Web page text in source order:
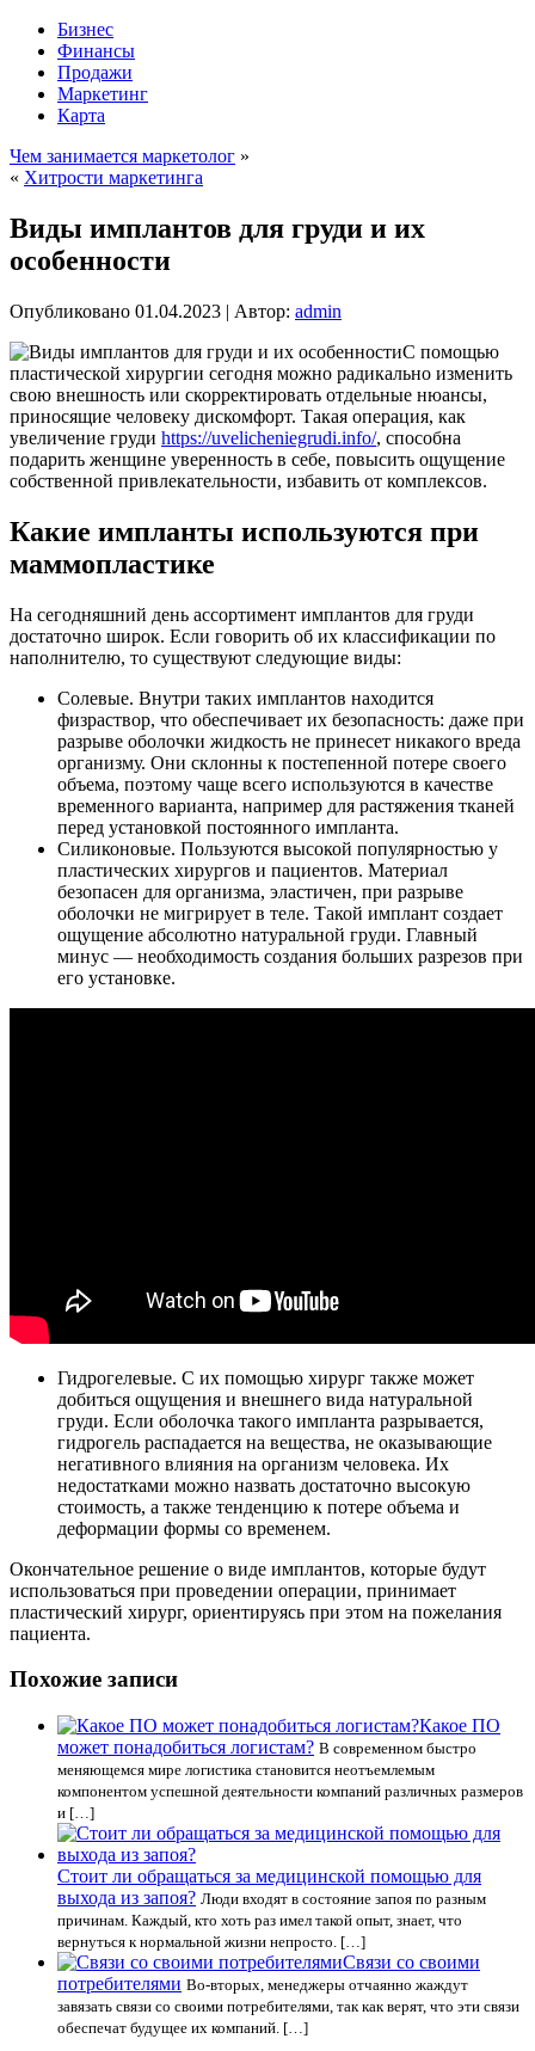
Бизнес
Финансы
Продажи
Маркетинг
Карта
Чем занимается маркетолог »
« Хитрости маркетинга
Виды имплантов для груди и их
особенности
Опубликовано 01.04.2023 | Автор: admin
С помощью
пластической хирургии сегодня можно радикально изменить
свою внешность или скорректировать отдельные нюансы,
приносящие человеку дискомфорт. Такая операция, как
увеличение груди https://uvelicheniegrudi.info/, способна
подарить женщине уверенность в себе, повысить ощущение
собственной привлекательности, избавить от комплексов.
Какие импланты используются при
маммопластике
На сегодняшний день ассортимент имплантов для груди
достаточно широк. Если говорить об их классификации по
наполнителю, то существуют следующие виды:
Солевые. Внутри таких имплантов находится
физраствор, что обеспечивает их безопасность: даже при
разрыве оболочки жидкость не принесет никакого вреда
организму. Они склонны к постепенной потере своего
объема, поэтому чаще всего используются в качестве
временного варианта, например для растяжения тканей
перед установкой постоянного импланта.
Силиконовые. Пользуются высокой популярностью у
пластических хирургов и пациентов. Материал
безопасен для организма, эластичен, при разрыве
оболочки не мигрирует в теле. Такой имплант создает
ощущение абсолютно натуральной груди. Главный
минус — необходимость создания больших разрезов при
его установке.
Гидрогелевые. С их помощью хирург также может
добиться ощущения и внешнего вида натуральной
груди. Если оболочка такого импланта разрывается,
гидрогель распадается на вещества, не оказывающие
негативного влияния на организм человека. Их
недостатками можно назвать достаточно высокую
стоимость, а также тенденцию к потере объема и
деформации формы со временем.
Окончательное решение о виде имплантов, которые будут
использоваться при проведении операции, принимает
пластический хирург, ориентируясь при этом на пожелания
пациента.
Похожие записи
Какое ПО
может понадобиться логистам? В современном быстро
меняющемся мире логистика становится неотъемлемым
компонентом успешной деятельности компаний различных размеров
и […]
Стоит ли обращаться за медицинской помощью для
выхода из запоя? Люди входят в состояние запоя по разным
причинам. Каждый, кто хоть раз имел такой опыт, знает, что
вернуться к нормальной жизни непросто. […]
Связи со своими
потребителями Во-вторых, менеджеры отчаянно жаждут
завязать связи со своими потребителями, так как верят, что эти связи
обеспечат будущее их компаний. […]